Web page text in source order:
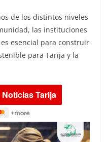
de los distintos niveles
las instituciones
esencial para construir
para Tarija y la